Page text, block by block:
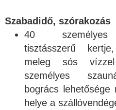
Szabadidő, szórakozás
40 személyes
tisztásszerű
meleg sós
személyes
bogrács
helye a